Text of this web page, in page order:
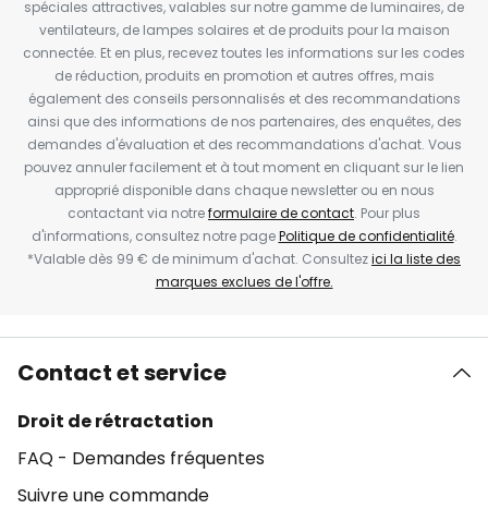
spéciales attractives, valables sur notre gamme de luminaires, de
ventilateurs, de lampes solaires et de produits pour la maison
connectée. Et en plus, recevez toutes les informations sur les codes
de réduction, produits en promotion et autres offres, mais
également des conseils personnalisés et des recommandations
ainsi que des informations de nos partenaires, des enquêtes, des
demandes d'évaluation et des recommandations d'achat. Vous
pouvez annuler facilement et à tout moment en cliquant sur le lien
approprié disponible dans chaque newsletter ou en nous
contactant via notreformulaire de contact. Pour plus
d'informations, consultez notre pagePolitique de confidentialité.
*Valable dès 99 € de minimum d'achat. Consultezici la liste des
marques exclues de l'offre.
Contact et service
Droit de rétractation
FAQ - Demandes fréquentes
Suivre une commande